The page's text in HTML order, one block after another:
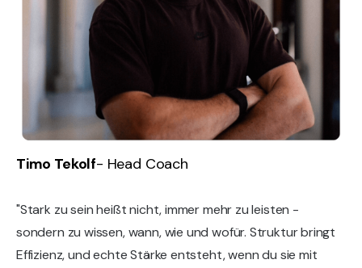
Timo Tekolf- Head Coach
"Stark zu sein heißt nicht, immer mehr zu leisten -
sondern zu wissen, wann, wie und wofür. Struktur bringt
Effizienz, und echte Stärke entsteht, wenn du sie mit